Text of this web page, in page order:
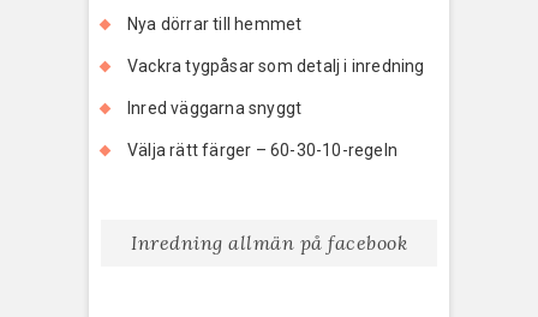
Nya dörrar till hemmet
Vackra tygpåsar som detalj i inredning
Inred väggarna snyggt
Välja rätt färger – 60-30-10-regeln
Inredning allmän på facebook